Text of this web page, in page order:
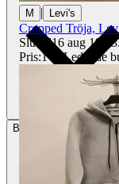
Betalning Via Tradera
M | Levi's
Cropped Tröja,
Sluttid16 aug 19:03
Pris:1 kr ,Ledande